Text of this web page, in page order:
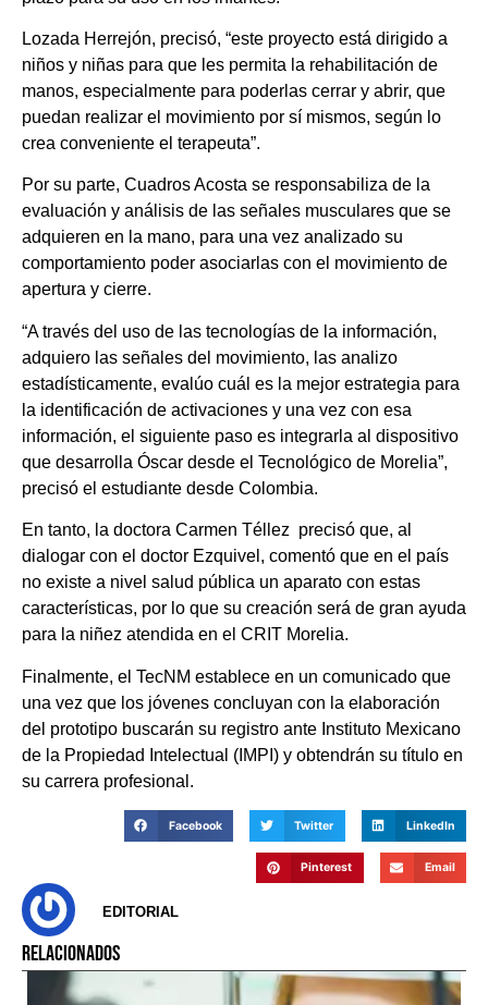
Lozada Herrejón, precisó, “este proyecto está dirigido a
niños y niñas para que les permita la rehabilitación de
manos, especialmente para poderlas cerrar y abrir, que
puedan realizar el movimiento por sí mismos, según lo
crea conveniente el terapeuta”.
Por su parte, Cuadros Acosta se responsabiliza de la
evaluación y análisis de las señales musculares que se
adquieren en la mano, para una vez analizado su
comportamiento poder asociarlas con el movimiento de
apertura y cierre.
“A través del uso de las tecnologías de la información,
adquiero las señales del movimiento, las analizo
estadísticamente, evalúo cuál es la mejor estrategia para
la identificación de activaciones y una vez con esa
información, el siguiente paso es integrarla al dispositivo
que desarrolla Óscar desde el Tecnológico de Morelia”,
precisó el estudiante desde Colombia.
En tanto, la doctora Carmen Téllez precisó que, al
dialogar con el doctor Ezquivel, comentó que en el país
no existe a nivel salud pública un aparato con estas
características, por lo que su creación será de gran ayuda
para la niñez atendida en el CRIT Morelia.
Finalmente, el TecNM establece en un comunicado que
una vez que los jóvenes concluyan con la elaboración
del prototipo buscarán su registro ante Instituto Mexicano
de la Propiedad Intelectual (IMPI) y obtendrán su título en
su carrera profesional.
Facebook Twitter LinkedIn
Pinterest Email
EDITORIAL
RELACIONADOS